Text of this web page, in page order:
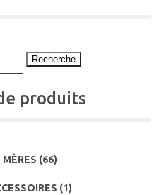
Recherche
produits
(66)
(1)